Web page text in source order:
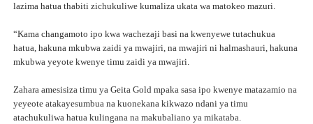
lazima hatua thabiti zichukuliwe kumaliza ukata wa matokeo mazuri.
“Kama changamoto ipo kwa wachezaji basi na kwenyewe tutachukua
hatua, hakuna mkubwa zaidi ya mwajiri, na mwajiri ni halmashauri, hakuna
mkubwa yeyote kwenye timu zaidi ya mwajiri.
Zahara amesisiza timu ya Geita Gold mpaka sasa ipo kwenye matazamio na
yeyeote atakayesumbua na kuonekana kikwazo ndani ya timu
atachukuliwa hatua kulingana na makubaliano ya mikataba.